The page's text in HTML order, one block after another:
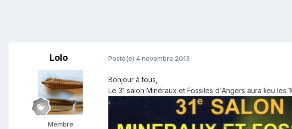
Lolo
Membre
Posté(e) 4 novembre 2013
Bonjour à tous,
Le 31 salon Minéraux et Fossiles d'Angers aura lieu les